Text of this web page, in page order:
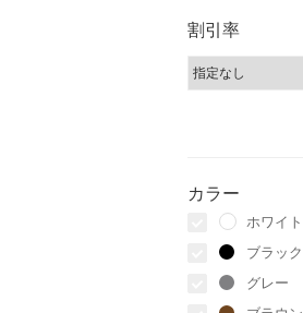
割引率
カラー
ホワイト
ブラック
グレー